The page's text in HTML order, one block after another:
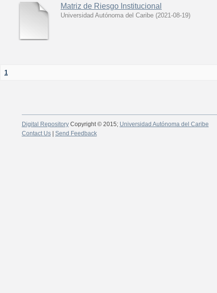
Matriz de Riesgo Institucional
Universidad Autónoma del Caribe (2021-08-19)
1
Digital RepositoryCopyright © 2015; Universidad Autónoma del Caribe
Contact Us| Send Feedback